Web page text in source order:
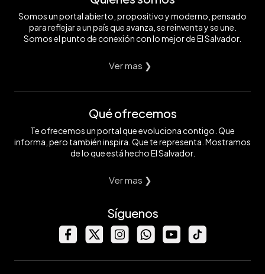
Somos un portal abierto, propositivo y moderno, pensado
para reflejar a un país que avanza, se reinventa y se une.
Somos el punto de conexión con lo mejor de El Salvador.
Ver mas ❯
Qué ofrecemos
Te ofrecemos un portal que evoluciona contigo. Que
informa, pero también inspira. Que te representa. Mostramos
de lo que está hecho El Salvador.
Ver mas ❯
Síguenos